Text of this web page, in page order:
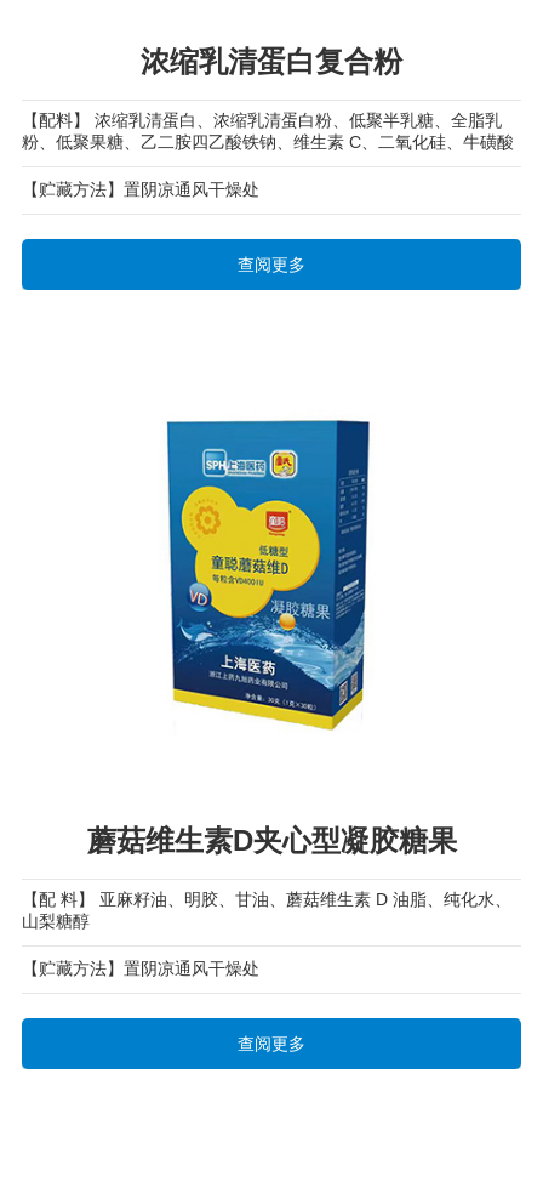
浓缩乳清蛋白复合粉
【配料】 浓缩乳清蛋白、浓缩乳清蛋白粉、低聚半乳糖、全脂乳
粉、低聚果糖、乙二胺四乙酸铁钠、维生素 C、二氧化硅、牛磺酸
【贮藏方法】置阴凉通风干燥处
查阅更多
蘑菇维生素D夹心型凝胶糖果
【配 料】 亚麻籽油、明胶、甘油、蘑菇维生素 D 油脂、纯化水、
山梨糖醇
【贮藏方法】置阴凉通风干燥处
查阅更多